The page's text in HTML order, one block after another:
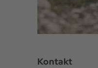
Kontakt